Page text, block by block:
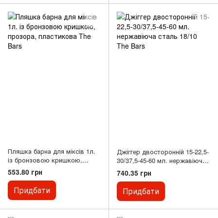
Пляшка барна для міксів 1л.
із бронзовою кришкою,
прозора, пластикова The Bars
553.80 грн
Придбати
Джіггер двосторонній 15-22,5-
30/37,5-45-60 мл. нержавіюча
сталь 18/10 The Bars
740.35 грн
Придбати